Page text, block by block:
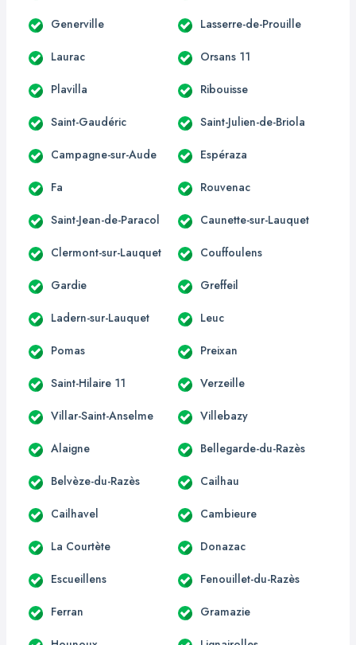
Generville Lasserre-de-Prouille
Laurac Orsans 11
Plavilla Ribouisse
Saint-Gaudéric Saint-Julien-de-Briola
Campagne-sur-Aude Espéraza
Fa Rouvenac
Saint-Jean-de-Paracol Caunette-sur-Lauquet
Clermont-sur-Lauquet Couffoulens
Gardie Greffeil
Ladern-sur-Lauquet Leuc
Pomas Preixan
Saint-Hilaire 11 Verzeille
Villar-Saint-Anselme Villebazy
Alaigne Bellegarde-du-Razès
Belvèze-du-Razès Cailhau
Cailhavel Cambieure
La Courtète Donazac
Escueillens Fenouillet-du-Razès
Ferran Gramazie